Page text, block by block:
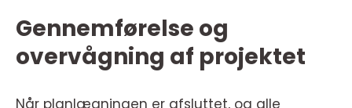
Gennemførelse og
overvågning af projektet